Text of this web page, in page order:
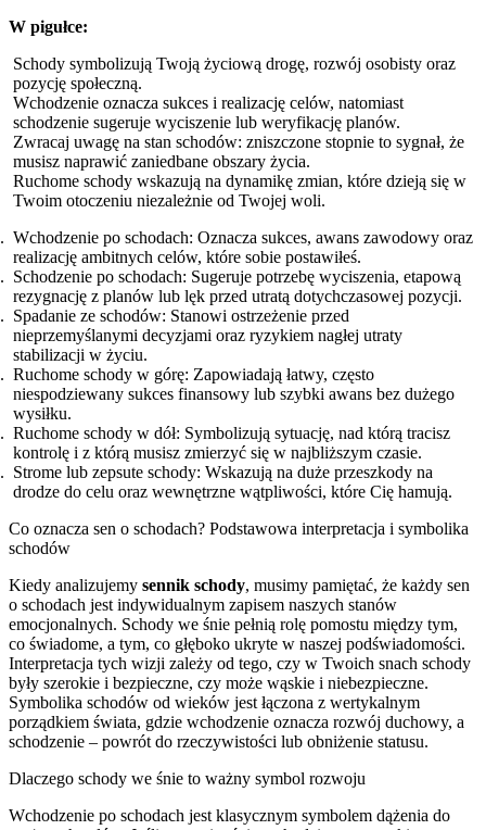
W pigułce:
Schody symbolizują Twoją życiową drogę, rozwój osobisty oraz
pozycję społeczną.
Wchodzenie oznacza sukces i realizację celów, natomiast
schodzenie sugeruje wyciszenie lub weryfikację planów.
Zwracaj uwagę na stan schodów: zniszczone stopnie to sygnał, że
musisz naprawić zaniedbane obszary życia.
Ruchome schody wskazują na dynamikę zmian, które dzieją się w
Twoim otoczeniu niezależnie od Twojej woli.
Wchodzenie po schodach: Oznacza sukces, awans zawodowy oraz
realizację ambitnych celów, które sobie postawiłeś.
Schodzenie po schodach: Sugeruje potrzebę wyciszenia, etapową
rezygnację z planów lub lęk przed utratą dotychczasowej pozycji.
Spadanie ze schodów: Stanowi ostrzeżenie przed
nieprzemyślanymi decyzjami oraz ryzykiem nagłej utraty
stabilizacji w życiu.
Ruchome schody w górę: Zapowiadają łatwy, często
niespodziewany sukces finansowy lub szybki awans bez dużego
wysiłku.
Ruchome schody w dół: Symbolizują sytuację, nad którą tracisz
kontrolę i z którą musisz zmierzyć się w najbliższym czasie.
Strome lub zepsute schody: Wskazują na duże przeszkody na
drodze do celu oraz wewnętrzne wątpliwości, które Cię hamują.
Co oznacza sen o schodach? Podstawowa interpretacja i symbolika
schodów
Kiedy analizujemy sennik schody, musimy pamiętać, że każdy sen
o schodach jest indywidualnym zapisem naszych stanów
emocjonalnych. Schody we śnie pełnią rolę pomostu między tym,
co świadome, a tym, co głęboko ukryte w naszej podświadomości.
Interpretacja tych wizji zależy od tego, czy w Twoich snach schody
były szerokie i bezpieczne, czy może wąskie i niebezpieczne.
Symbolika schodów od wieków jest łączona z wertykalnym
porządkiem świata, gdzie wchodzenie oznacza rozwój duchowy, a
schodzenie – powrót do rzeczywistości lub obniżenie statusu.
Dlaczego schody we śnie to ważny symbol rozwoju
Wchodzenie po schodach jest klasycznym symbolem dążenia do